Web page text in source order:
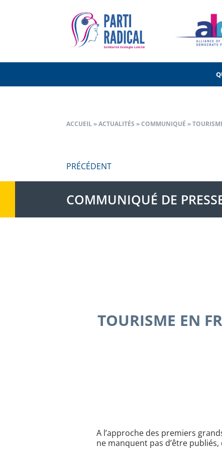
ACCUEIL »ACTUALITÉS »COMMUNIQUÉ »
de
l’article
PRÉCÉDENT
COMMUNIQUÉ DE
TOURISME EN
A l’approche des premiers
ne manquent pas d’être